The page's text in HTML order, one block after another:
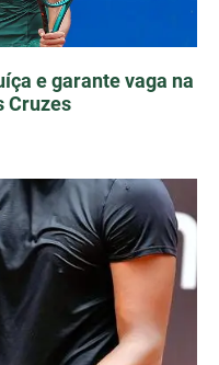
e garante vaga na
Cruzes